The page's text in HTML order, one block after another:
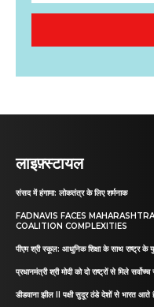
लाइफ़्स्टायल
संसद में हंगामा: लोकतंत्र के लिए शर्मनाक
FADNAVIS FACES
COALITION COMPLEXITIES
पीएम श्री स्कूल: आधुनिक शिक्षा के साथ राष्ट्र के
प्रधानमंत्री श्री मोदी को दो राष्ट्रों से मिले
डीडवाना झील II पक्षी सुदूर ठंडे देशों से भारत आते